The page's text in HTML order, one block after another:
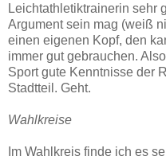
Leichtathletiktrainerin sehr
Argument sein mag (weiß
einen eigenen Kopf, den
immer gut gebrauchen.
Sport gute Kenntnisse der
Stadtteil. Geht.
Wahlkreise
Im Wahlkreis finde ich es